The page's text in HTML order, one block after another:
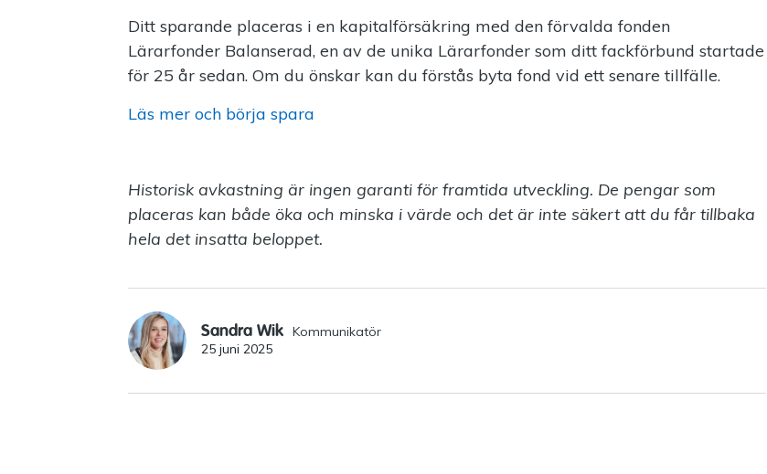
Ditt sparande placeras i en kapitalförsäkring med den förvalda fonden
Lärarfonder Balanserad, en av de unika Lärarfonder som ditt fackförbund startade
för 25 år sedan. Om du önskar kan du förstås byta fond vid ett senare tillfälle.
Läs mer och börja spara
Historisk avkastning är ingen garanti för framtida utveckling. De pengar som
placeras kan både öka och minska i värde och det är inte säkert att du får tillbaka
hela det insatta beloppet.
Sandra Wik Kommunikatör
25 juni 2025